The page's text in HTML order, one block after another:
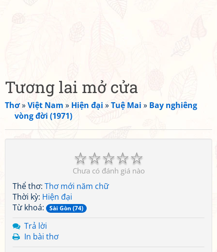
Tương lai mở cửa
Thơ»Việt Nam » Hiện đại »Tuệ Mai » Bay nghiêng
vòng đời (1971)
☆
☆
☆
☆
☆
Chưa có đánh giá nào
Thể thơ: Thơ mới năm chữ
Thời kỳ: Hiện đại
Từ khoá:
Sài Gòn (74)
Trả lời
In bài thơ